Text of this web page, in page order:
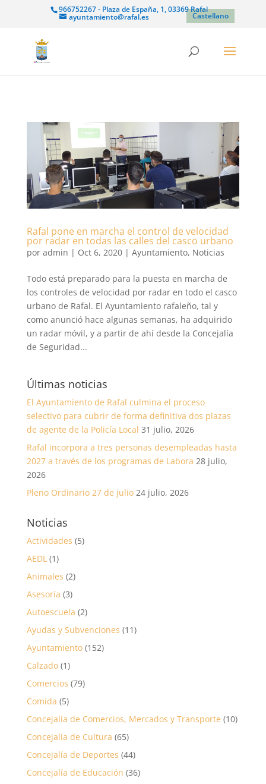
966752267 - Plaza de España, 1, 03369 Rafal
ayuntamiento@rafal.es Castellano
Rafal pone en marcha el control de velocidad
por radar en todas las calles del casco urbano
por admin | Oct 6, 2020| Ayuntamiento, Noticias
Todo está preparado para la puesta en marcha de
los controles de velocidad por radar en todo el casco
urbano de Rafal. El Ayuntamiento rafaleño, tal y
como anunció hace algunas semanas, ha adquirido
un radar móvil, y a partir de ahí desde la Concejalía
de Seguridad...
Últimas noticias
El Ayuntamiento de Rafal culmina el proceso
selectivo para cubrir de forma definitiva dos plazas
de agente de la Policía Local 31 julio, 2026
Rafal incorpora a tres personas desempleadas hasta
2027 a través de los programas de Labora 28 julio,
2026
Pleno Ordinario 27 de julio 24 julio, 2026
Noticias
Actividades (5)
AEDL(1)
Animales (2)
Asesoría (3)
Autoescuela (2)
Ayudas y Subvenciones (11)
Ayuntamiento(152)
Calzado(1)
Comercios (79)
Comida (5)
Concejalía de Comercios, Mercados y Transporte (10)
Concejalía de Cultura (65)
Concejalía de Deportes (44)
Concejalía de Educación (36)